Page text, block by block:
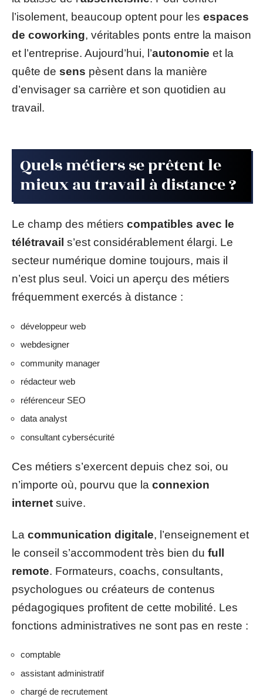
l’isolement, beaucoup optent pour les espaces
de coworking, véritables ponts entre la maison
et l’entreprise. Aujourd’hui, l’autonomie et la
quête de sens pèsent dans la manière
d’envisager sa carrière et son quotidien au
travail.
Quels métiers se prêtent le
mieux au travail à distance ?
Le champ des métiers compatibles avec le
télétravail s’est considérablement élargi. Le
secteur numérique domine toujours, mais il
n’est plus seul. Voici un aperçu des métiers
fréquemment exercés à distance :
développeur web
webdesigner
community manager
rédacteur web
référenceur SEO
data analyst
consultant cybersécurité
Ces métiers s’exercent depuis chez soi, ou
n’importe où, pourvu que la connexion
internet suive.
La communication digitale, l’enseignement et
le conseil s’accommodent très bien du full
remote. Formateurs, coachs, consultants,
psychologues ou créateurs de contenus
pédagogiques profitent de cette mobilité. Les
fonctions administratives ne sont pas en reste :
comptable
assistant administratif
chargé de recrutement